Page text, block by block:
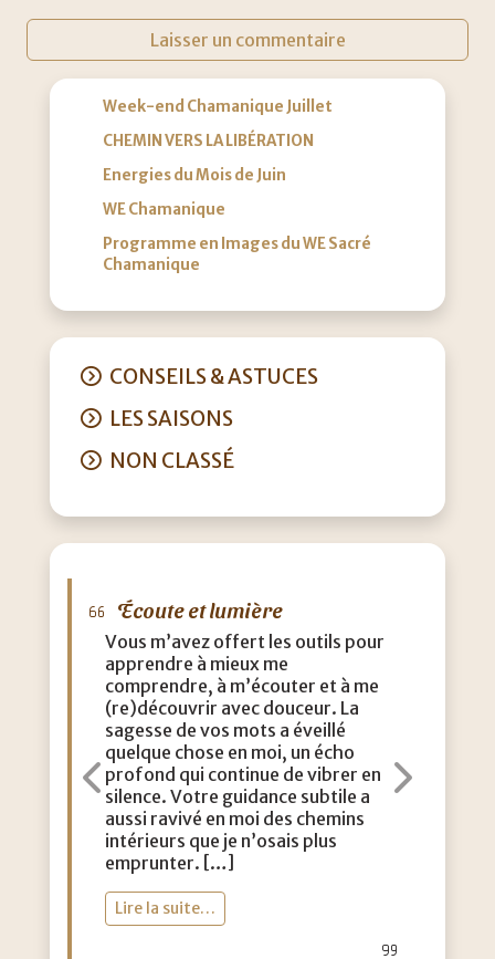
Week-end Chamanique Juillet
CHEMIN VERS LA LIBÉRATION
Energies du Mois de Juin
WE Chamanique
Programme en Images du WE Sacré
Chamanique
CONSEILS & ASTUCES
LES SAISONS
NON CLASSÉ
Écoute et lumière
Vous m’avez offert les outils pour
apprendre à mieux me
comprendre, à m’écouter et à me
(re)découvrir avec douceur. La
sagesse de vos mots a éveillé
quelque chose en moi, un écho
profond qui continue de vibrer en
silence. Votre guidance subtile a
aussi ravivé en moi des chemins
intérieurs que je n’osais plus
emprunter. […]
Lire la suite…
Précédent